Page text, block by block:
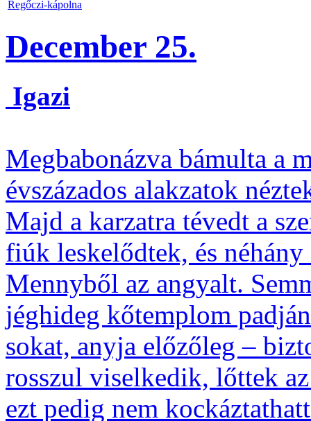
Regőczi-kápolna
December 25.
Igazi
Megbabonázva bámulta a
évszázados alakzatok
Majd a karzatra tévedt a
fiúk leskelődtek, és
Mennyből az angyalt.
jéghideg kőtemplom
sokat, anyja előzőleg –
rosszul viselkedik, lőttek
ezt pedig nem